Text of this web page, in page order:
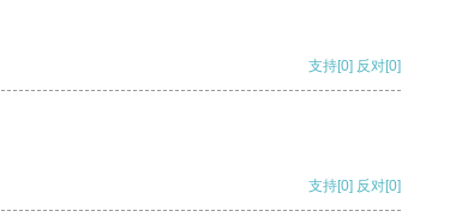
支持[0] 反对[0]
支持[0] 反对[0]